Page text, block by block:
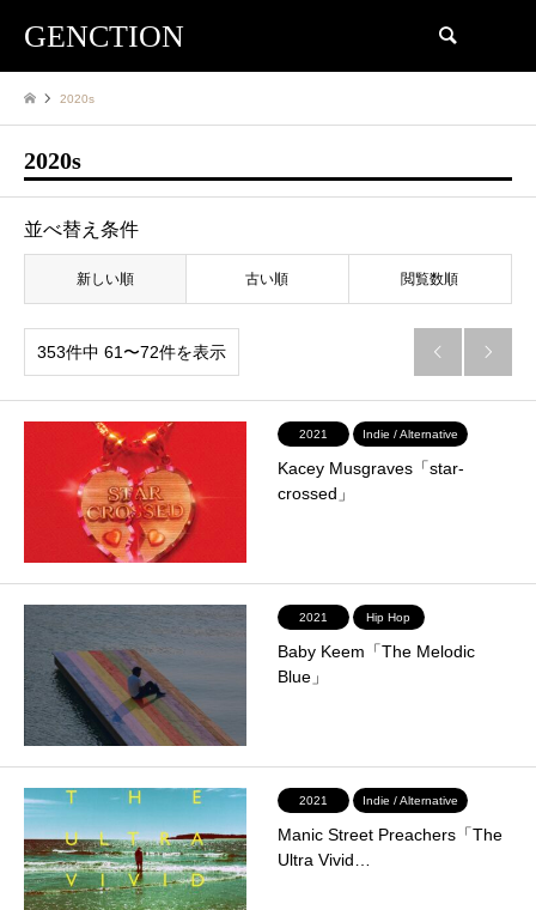
GENCTION
2020s
2020s
並べ替え条件
新しい順 古い順 閲覧数順
353件中 61〜72件を表示  
2021 Indie / Alternative
Kacey Musgraves「star-
crossed」
2021 Hip Hop
Baby Keem「The Melodic
Blue」
2021 Indie / Alternative
Manic Street Preachers「The
Ultra Vivid…